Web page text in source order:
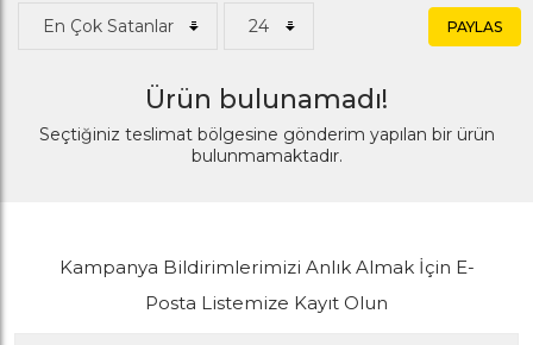
PAYLAS
Ürün bulunamadı!
Seçtiğiniz teslimat bölgesine gönderim yapılan bir ürün
bulunmamaktadır.
Kampanya Bildirimlerimizi Anlık Almak İçin E-
Posta Listemize Kayıt Olun